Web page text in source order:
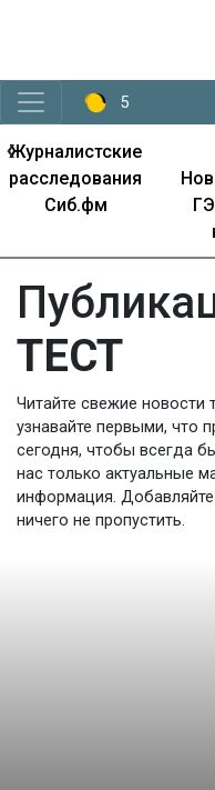
5
Журналистские
расследования
Сиб.фм
‹
ТЕСТ
Читайте свежие новости
узнавайте первыми, что
сегодня, чтобы всегда
нас только актуальные
информация.
ничего не пропустить.